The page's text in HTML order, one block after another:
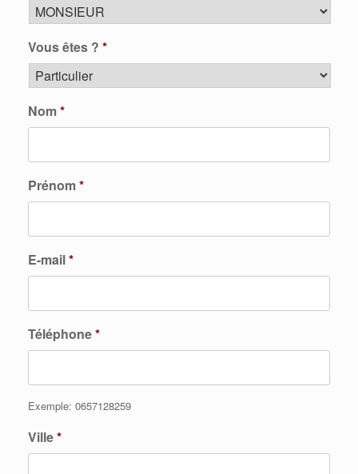
Vous êtes ? *
Nom*
Prénom*
E-mail*
Téléphone*
Exemple: 0657128259
Ville*